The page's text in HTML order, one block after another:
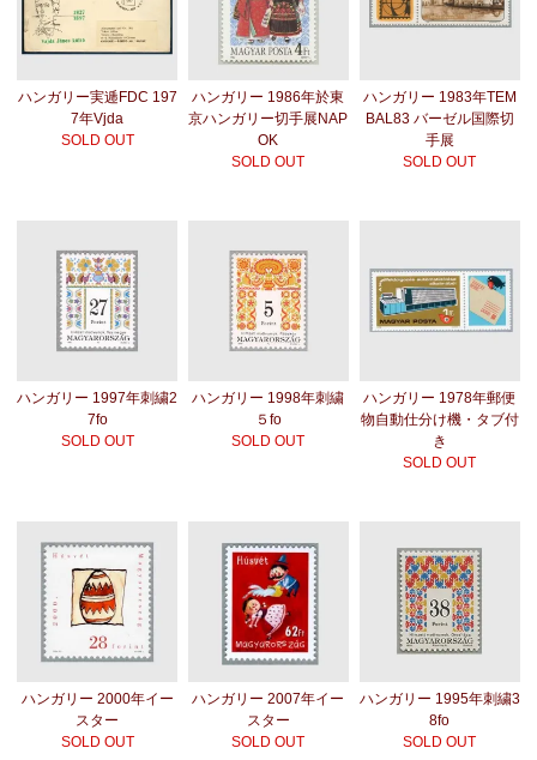
ハンガリー実逓FDC 197
7年Vjda
SOLD OUT
ハンガリー 1986年於東
京ハンガリー切手展NAP
OK
SOLD OUT
ハンガリー 1983年TEM
BAL83 バーゼル国際切
手展
SOLD OUT
ハンガリー 1997年刺繍2
7fo
SOLD OUT
ハンガリー 1998年刺繍
５fo
SOLD OUT
ハンガリー 1978年郵便
物自動仕分け機・タブ付
き
SOLD OUT
ハンガリー 2000年イー
スター
SOLD OUT
ハンガリー 2007年イー
スター
SOLD OUT
ハンガリー 1995年刺繍3
8fo
SOLD OUT